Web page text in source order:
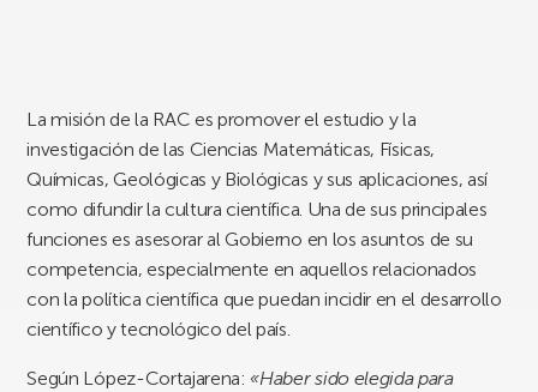
La misión de la RAC es promover el estudio y la
investigación de las Ciencias Matemáticas, Físicas,
Químicas, Geológicas y Biológicas y sus aplicaciones, así
como difundir la cultura científica. Una de sus principales
funciones es asesorar al Gobierno en los asuntos de su
competencia, especialmente en aquellos relacionados
con la política científica que puedan incidir en el desarrollo
científico y tecnológico del país.
Según López-Cortajarena: «Haber sido elegida para